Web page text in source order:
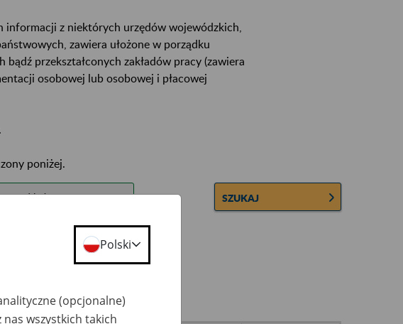
informacji z niektórych urzędów wojewódzkich,
zawiera ułożone w porządku
przekształconych zakładów pracy (zawiera
osobowej lub osobowej i płacowej
poniżej.
SZUKAJ
Polski
(opcjonalne)
wszystkich takich